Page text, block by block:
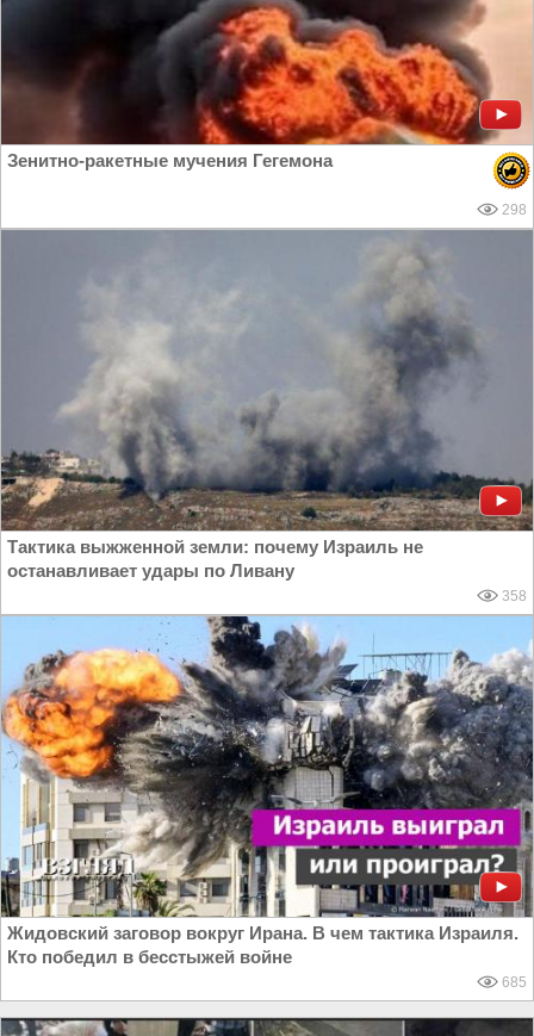
Зенитно-ракетные мучения Гегемона
298
Тактика выжженной земли: почему Израиль не
останавливает удары по Ливану
358
Жидовский заговор вокруг Ирана. В чем тактика Израиля.
Кто победил в бесстыжей войне
685